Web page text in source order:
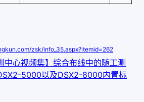
zsk/info_35.aspx?itemid=262
中心视频集】综合布线中的随工测
5000以及DSX2-8000内置标